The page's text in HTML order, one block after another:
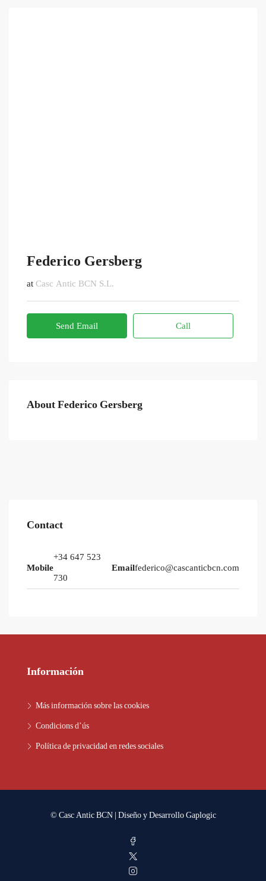
Federico Gersberg
at Casc Antic BCN S.L.
Send Email Call
About Federico Gersberg
Contact
Mobile
+34 647 523
730
Emailfederico@cascanticbcn.com
Información
Más información sobre las cookies
Condicions d’ús
Política de privacidad en redes sociales
© Casc Antic BCN | Diseño y DesarrolloGaplogic